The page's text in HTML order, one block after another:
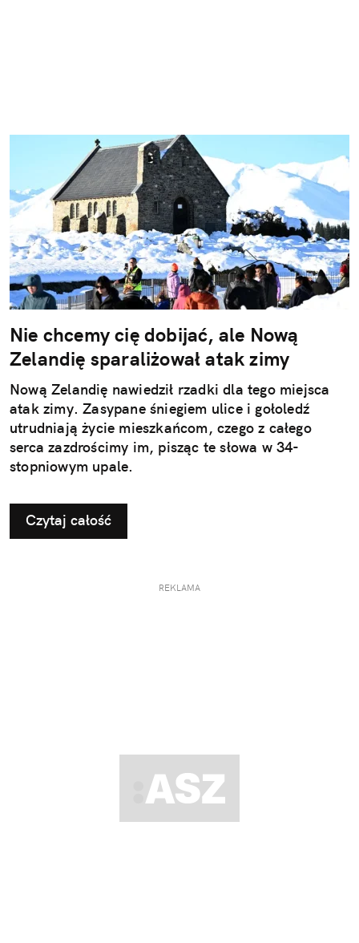
Nie chcemy cię dobijać, ale Nową
Zelandię sparaliżował atak zimy
Nową Zelandię nawiedził rzadki dla tego miejsca
atak zimy. Zasypane śniegiem ulice i gołoledź
utrudniają życie mieszkańcom, czego z całego
serca zazdrościmy im, pisząc te słowa w 34-
stopniowym upale.
Czytaj całość
REKLAMA